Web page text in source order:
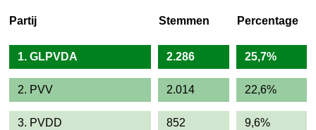
Partij Stemmen Percentage
1. GLPVDA 2.286 25,7%
2. PVV 2.014 22,6%
3. PVDD 852 9,6%